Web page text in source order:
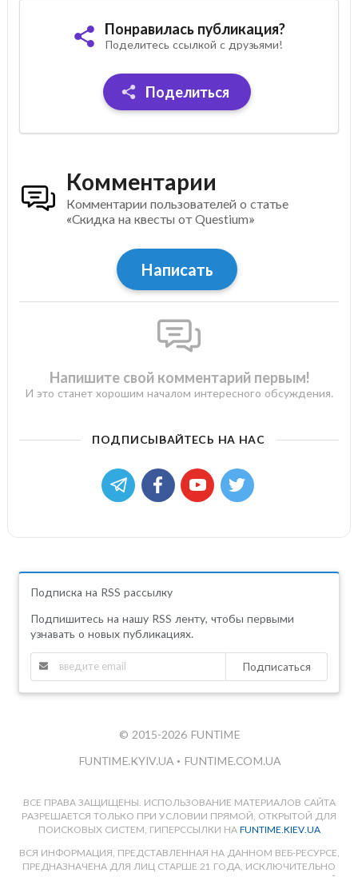
Понравилась публикация?
Поделитесь ссылкой с друзьями!
Поделиться
Комментарии
Комментарии пользователей о статье
«Скидка на квесты от Questium»
Написать
Напишите свой комментарий первым!
И это станет хорошим началом интересного обсуждения.
ПОДПИСЫВАЙТЕСЬ НА НАС
Подписка на RSS рассылку
Подпишитесь на нашу RSS ленту, чтобы первыми
узнавать о новых публикациях.
Подписаться
© 2015-2026 FUNTIME
FUNTIME.KYIV.UA • FUNTIME.COM.UA
ВСЕ ПРАВА ЗАЩИЩЕНЫ. ИСПОЛЬЗОВАНИЕ МАТЕРИАЛОВ САЙТА
РАЗРЕШАЕТСЯ ТОЛЬКО ПРИ УСЛОВИИ ПРЯМОЙ, ОТКРЫТОЙ ДЛЯ
ПОИСКОВЫХ СИСТЕМ, ГИПЕРССЫЛКИ НА FUNTIME.KIEV.UA
ВСЯ ИНФОРМАЦИЯ, ПРЕДСТАВЛЕННАЯ НА ДАННОМ ВЕБ-РЕСУРСЕ,
ПРЕДНАЗНАЧЕНА ДЛЯ ЛИЦ СТАРШЕ 21 ГОДА, ИСКЛЮЧИТЕЛЬНО